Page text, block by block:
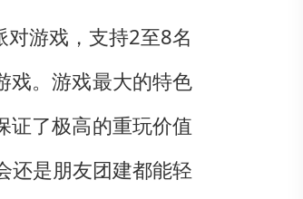
游戏，支持2至8名
戏。游戏最大的特色
证了极高的重玩价值
还是朋友团建都能轻